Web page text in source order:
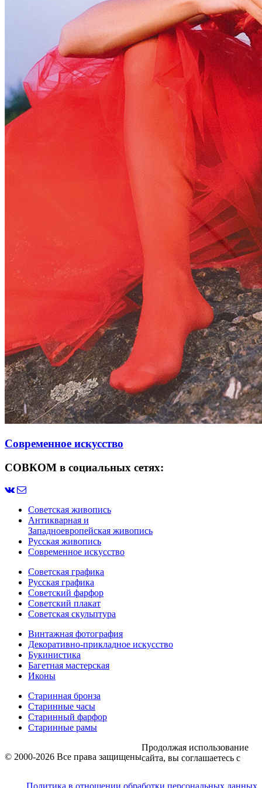
Современное искусство
СОВКОМ в социальных сетях:
Советская живопись
Антикварная и
Западноевропейская живопись
Русская живопись
Современное искусство
Советская графика
Русская графика
Советский фарфор
Советский плакат
Советская скульптура
Винтажная фотография
Декоративно-прикладное искусство
Букинистика
Багетная мастерская
Иконы
Старинная бронза
Старинные часы
Старинный фарфор
Старинные рамы
© 2000-2026 Все права защищены
Продолжая использование
сайта, вы соглашаетесь с